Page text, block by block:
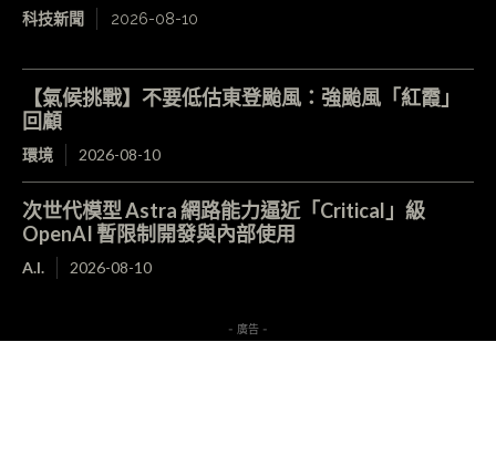
科技新聞 2026-08-10
【氣候挑戰】不要低估東登颱風：強颱風「紅霞」
回顧
環境 2026-08-10
次世代模型 Astra 網路能力逼近「Critical」級
OpenAI 暫限制開發與內部使用
A.I. 2026-08-10
- 廣告 -